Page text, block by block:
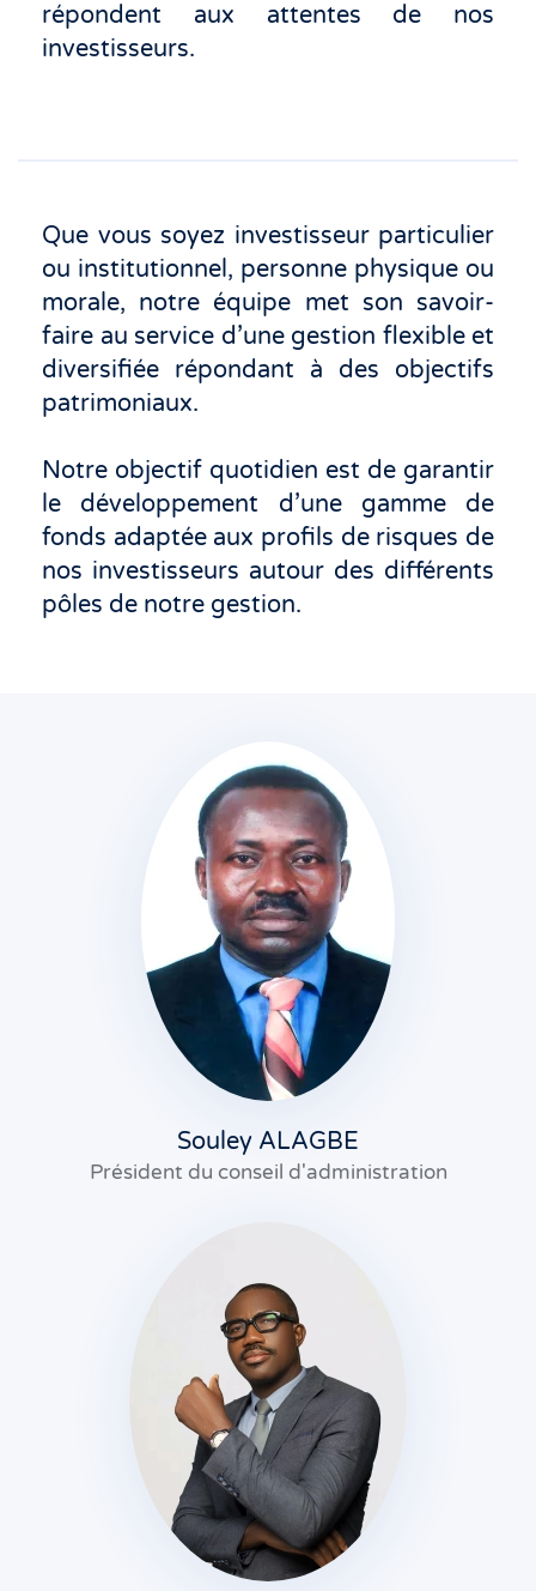
répondent aux attentes de nos
investisseurs.
Que vous soyez investisseur particulier
ou institutionnel, personne physique ou
morale, notre équipe met son savoir-
faire au service d’une gestion flexible et
diversifiée répondant à des objectifs
patrimoniaux.
Notre objectif quotidien est de garantir
le développement d’une gamme de
fonds adaptée aux profils de risques de
nos investisseurs autour des différents
pôles de notre gestion.
Souley ALAGBE
Président du conseil d'administration